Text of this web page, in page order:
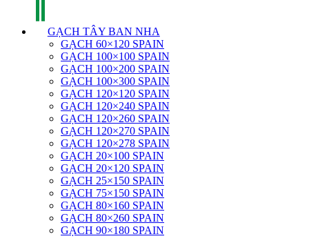
GẠCH TÂY BAN NHA
GẠCH 60×120 SPAIN
GẠCH 100×100 SPAIN
GẠCH 100×200 SPAIN
GẠCH 100×300 SPAIN
GẠCH 120×120 SPAIN
GẠCH 120×240 SPAIN
GẠCH 120×260 SPAIN
GẠCH 120×270 SPAIN
GẠCH 120×278 SPAIN
GẠCH 20×100 SPAIN
GẠCH 20×120 SPAIN
GẠCH 25×150 SPAIN
GẠCH 75×150 SPAIN
GẠCH 80×160 SPAIN
GẠCH 80×260 SPAIN
GẠCH 90×180 SPAIN